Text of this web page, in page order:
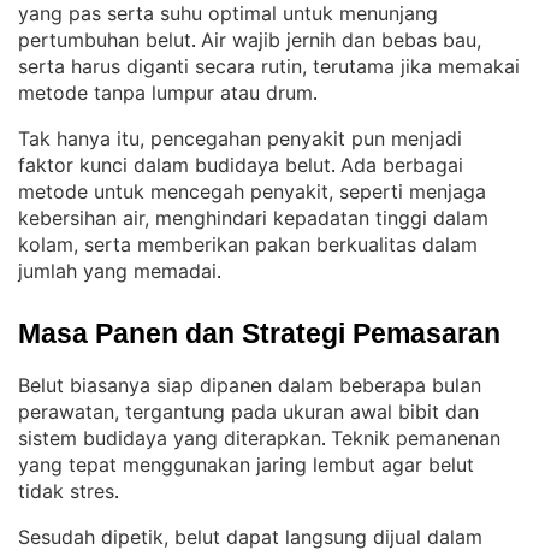
yang pas serta suhu optimal untuk menunjang
pertumbuhan belut. Air wajib jernih dan bebas bau,
serta harus diganti secara rutin, terutama jika memakai
metode tanpa lumpur atau drum.
Tak hanya itu, pencegahan penyakit pun menjadi
faktor kunci dalam budidaya belut. Ada berbagai
metode untuk mencegah penyakit, seperti menjaga
kebersihan air, menghindari kepadatan tinggi dalam
kolam, serta memberikan pakan berkualitas dalam
jumlah yang memadai.
Masa Panen dan Strategi Pemasaran
Belut biasanya siap dipanen dalam beberapa bulan
perawatan, tergantung pada ukuran awal bibit dan
sistem budidaya yang diterapkan. Teknik pemanenan
yang tepat menggunakan jaring lembut agar belut
tidak stres.
Sesudah dipetik, belut dapat langsung dijual dalam